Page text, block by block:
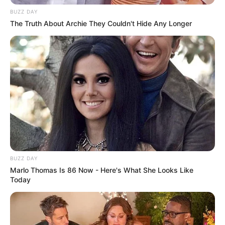
casas licenciadas no Brasil e ajudam na escolha mais
adequada para acompanhar o Mundial.
Fonte da imagem: Pixabay.com
Calendário de jogos confirmados do Brasil para 2026 e
o seu impacto nas apostas
BUZZ DAY
The Truth About Archie They Couldn't Hide Any Longer
BUZZ DAY
Marlo Thomas Is 86 Now - Here's What She Looks Like
Today